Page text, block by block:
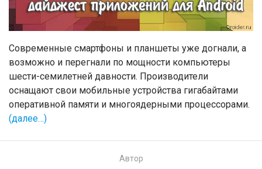
Современные смартфоны и планшеты уже догнали, а
возможно и перегнали по мощности компьютеры
шести-семилетней давности. Производители
оснащают свои мобильные устройства гигабайтами
оперативной памяти и многоядерными процессорами.
(далее…)
Автор